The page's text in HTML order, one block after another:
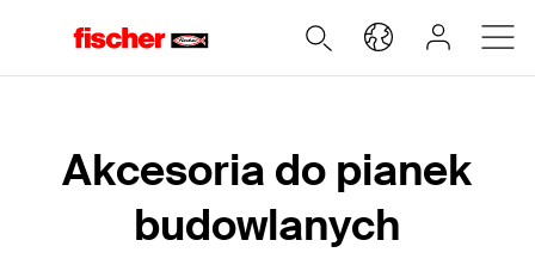
Akcesoria do pianek
budowlanych